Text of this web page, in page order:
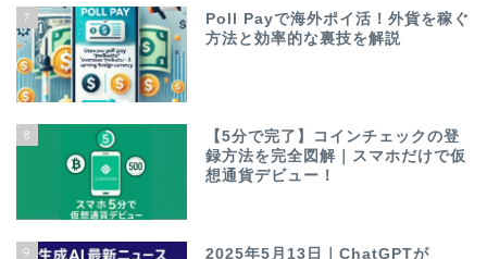
7
Poll Payで海外ポイ活！外貨を稼ぐ
方法と効率的な裏技を解説
8
【5分で完了】コインチェックの登
録方法を完全図解｜スマホだけで仮
想通貨デビュー！
9
2025年5月13日｜ChatGPTが